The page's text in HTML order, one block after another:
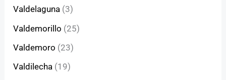
Valdelaguna (3)
Valdemorillo (25)
Valdemoro (23)
Valdilecha (19)